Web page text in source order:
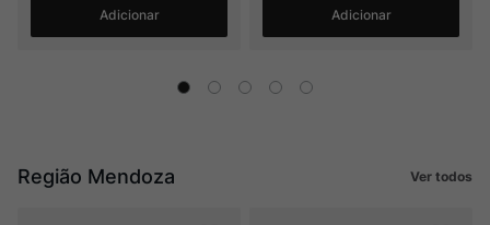
Adicionar Adicionar
Região Mendoza Ver todos